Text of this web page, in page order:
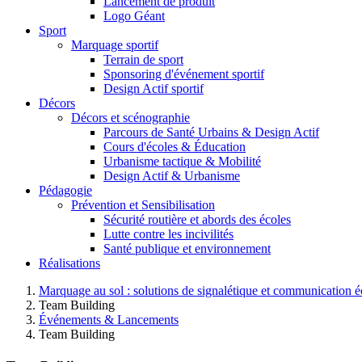
Logo Géant
Sport
Marquage sportif
Terrain de sport
Sponsoring d'événement sportif
Design Actif sportif
Décors
Décors et scénographie
Parcours de Santé Urbains & Design Actif
Cours d'écoles & Éducation
Urbanisme tactique & Mobilité
Design Actif & Urbanisme
Pédagogie
Prévention et Sensibilisation
Sécurité routière et abords des écoles
Lutte contre les incivilités
Santé publique et environnement
Réalisations
Marquage au sol : solutions de signalétique et communication
Team Building
Événements & Lancements
Team Building